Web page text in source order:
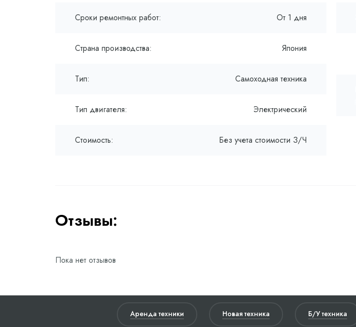
Сроки ремонтных работ: От 1 дня
Страна производства: Япония
Тип: Самоходная техника
Тип двигателя: Электрический
Стоимость: Без учета стоимости З/Ч
Отзывы:
Пока нет отзывов
Аренда техники Новая техника Б/У техника